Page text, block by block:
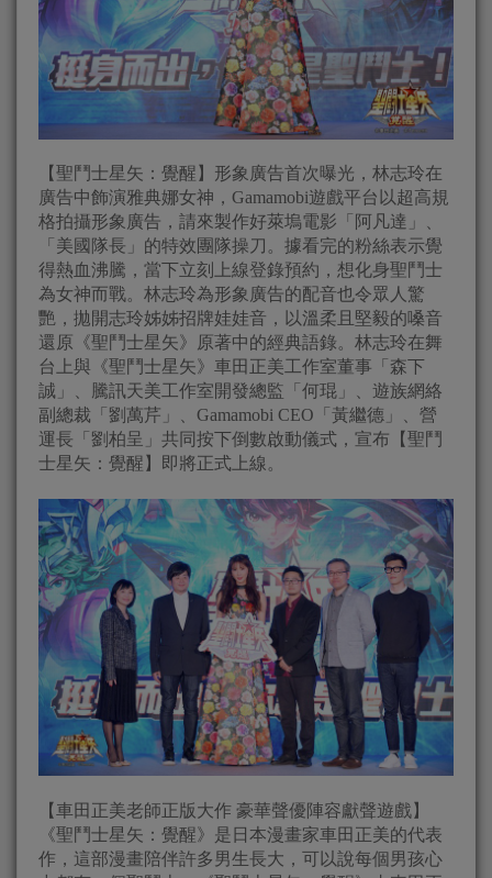
【聖鬥士星矢：覺醒】形象廣告首次曝光，林志玲在
廣告中飾演雅典娜女神，Gamamobi遊戲平台以超高規
格拍攝形象廣告，請來製作好萊塢電影「阿凡達」、
「美國隊長」的特效團隊操刀。據看完的粉絲表示覺
得熱血沸騰，當下立刻上線登錄預約，想化身聖鬥士
為女神而戰。林志玲為形象廣告的配音也令眾人驚
艷，拋開志玲姊姊招牌娃娃音，以溫柔且堅毅的嗓音
還原《聖鬥士星矢》原著中的經典語錄。林志玲在舞
台上與《聖鬥士星矢》車田正美工作室董事「森下
誠」、騰訊天美工作室開發總監「何琨」、遊族網絡
副總裁「劉萬芹」、Gamamobi CEO「黃繼德」、營
運長「劉柏呈」共同按下倒數啟動儀式，宣布【聖鬥
士星矢：覺醒】即將正式上線。
【車田正美老師正版大作 豪華聲優陣容獻聲遊戲】
《聖鬥士星矢：覺醒》是日本漫畫家車田正美的代表
作，這部漫畫陪伴許多男生長大，可以說每個男孩心